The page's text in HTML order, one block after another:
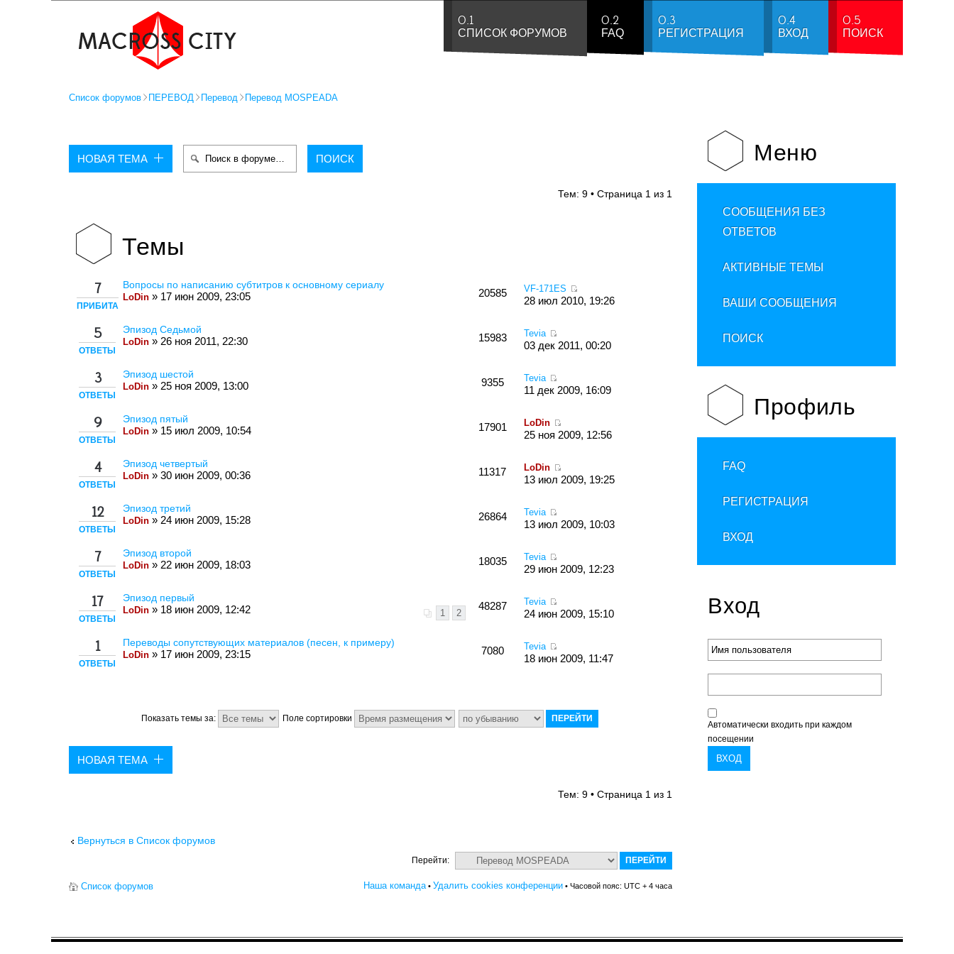
0.1
СПИСОК ФОРУМОВ
0.2
FAQ
0.3
РЕГИСТРАЦИЯ
0.4
ВХОД
0.5
ПОИСК
Список форумов ПЕРЕВОД Перевод Перевод MOSPEADA
НОВАЯ ТЕМА
Тем: 9 • Страница 1 из 1
Темы
7
ПРИБИТА
Вопросы по написанию субтитров к основному сериалу
LoDin » 17 июн 2009, 23:05 20585 VF-171ES
28 июл 2010, 19:26
5
ОТВЕТЫ
Эпизод Седьмой
LoDin » 26 ноя 2011, 22:30 15983 Tevia
03 дек 2011, 00:20
3
ОТВЕТЫ
Эпизод шестой
LoDin » 25 ноя 2009, 13:00 9355 Tevia
11 дек 2009, 16:09
9
ОТВЕТЫ
Эпизод пятый
LoDin » 15 июл 2009, 10:54 17901 LoDin
25 ноя 2009, 12:56
4
ОТВЕТЫ
Эпизод четвертый
LoDin » 30 июн 2009, 00:36 11317 LoDin
13 июл 2009, 19:25
12
ОТВЕТЫ
Эпизод третий
LoDin » 24 июн 2009, 15:28 26864 Tevia
13 июл 2009, 10:03
7
ОТВЕТЫ
Эпизод второй
LoDin » 22 июн 2009, 18:03 18035 Tevia
29 июн 2009, 12:23
17
ОТВЕТЫ
Эпизод первый
1 2
LoDin » 18 июн 2009, 12:42 48287 Tevia
24 июн 2009, 15:10
1
ОТВЕТЫ
Переводы сопутствующих материалов (песен, к примеру)
LoDin » 17 июн 2009, 23:15 7080 Tevia
18 июн 2009, 11:47
Показать темы за: Поле сортировки
НОВАЯ ТЕМА
Тем: 9 • Страница 1 из 1
Вернуться в Список форумов
Перейти:
Список форумов Наша команда• Удалить cookies конференции • Часовой пояс: UTC + 4 часа
Меню
СООБЩЕНИЯ БЕЗ
ОТВЕТОВ
АКТИВНЫЕ ТЕМЫ
ВАШИ СООБЩЕНИЯ
ПОИСК
Профиль
FAQ
РЕГИСТРАЦИЯ
ВХОД
Вход
Автоматически входить при каждом
посещении